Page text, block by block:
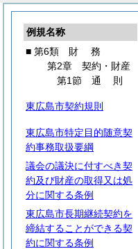
例規名称
■ 第6類 財 務
第2章 契約・財産
第1節 通 則
東広島市契約規則
東広島市特定目的随意契
約事務取扱要綱
議会の議決に付すべき契
約及び財産の取得又は処
分に関する条例
東広島市長期継続契約を
締結することができる契
約に関する条例